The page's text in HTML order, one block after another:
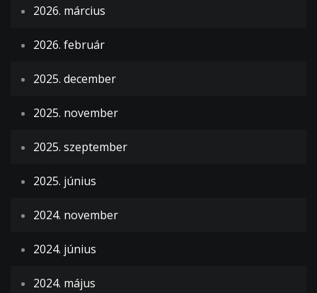
2026. március
2026. február
2025. december
2025. november
2025. szeptember
2025. június
2024. november
2024. június
2024. május